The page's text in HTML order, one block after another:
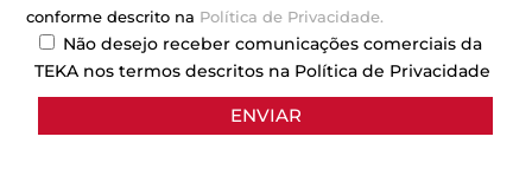
conforme descrito na Política de Privacidade.
Não desejo receber comunicações comerciais da
TEKA nos termos descritos na Política de Privacidade